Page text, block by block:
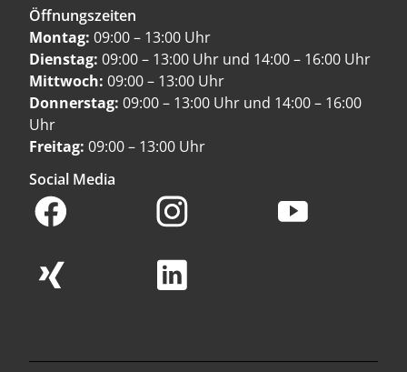
Öffnungszeiten
Montag: 09:00 – 13:00 Uhr
Dienstag: 09:00 – 13:00 Uhr und 14:00 – 16:00 Uhr
Mittwoch: 09:00 – 13:00 Uhr
Donnerstag: 09:00 – 13:00 Uhr und 14:00 – 16:00
Uhr
Freitag: 09:00 – 13:00 Uhr
Social Media